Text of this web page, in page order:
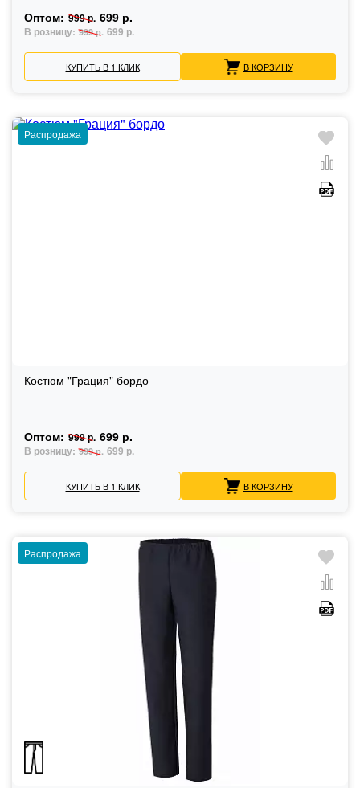
Оптом: 999 р. 699 р.
В розницу: 999 р. 699 р.
КУПИТЬ В 1 КЛИК В КОРЗИНУ
Распродажа
Костюм "Грация" бордо
Оптом: 999 р. 699 р.
В розницу: 999 р. 699 р.
КУПИТЬ В 1 КЛИК В КОРЗИНУ
Распродажа